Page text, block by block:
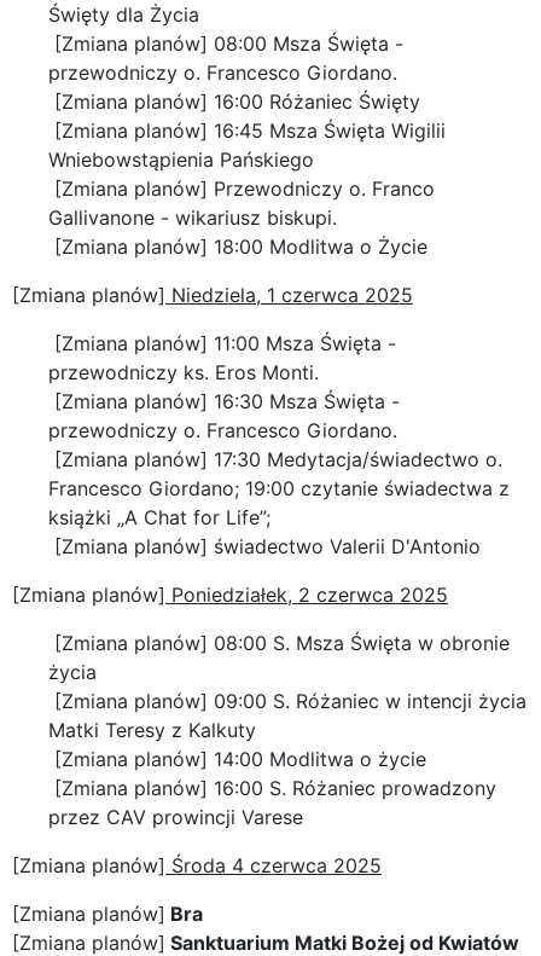
Święty dla Życia
[Zmiana planów] 08:00 Msza Święta -
przewodniczy o. Francesco Giordano.
[Zmiana planów] 16:00 Różaniec Święty
[Zmiana planów] 16:45 Msza Święta Wigilii
Wniebowstąpienia Pańskiego
[Zmiana planów] Przewodniczy o. Franco
Gallivanone - wikariusz biskupi.
[Zmiana planów] 18:00 Modlitwa o Życie
[Zmiana planów] Niedziela, 1 czerwca 2025
[Zmiana planów] 11:00 Msza Święta -
przewodniczy ks. Eros Monti.
[Zmiana planów] 16:30 Msza Święta -
przewodniczy o. Francesco Giordano.
[Zmiana planów] 17:30 Medytacja/świadectwo o.
Francesco Giordano; 19:00 czytanie świadectwa z
książki „A Chat for Life”;
[Zmiana planów] świadectwo Valerii D'Antonio
[Zmiana planów] Poniedziałek, 2 czerwca 2025
[Zmiana planów] 08:00 S. Msza Święta w obronie
życia
[Zmiana planów] 09:00 S. Różaniec w intencji życia
Matki Teresy z Kalkuty
[Zmiana planów] 14:00 Modlitwa o życie
[Zmiana planów] 16:00 S. Różaniec prowadzony
przez CAV prowincji Varese
[Zmiana planów] Środa 4 czerwca 2025
[Zmiana planów] Bra
[Zmiana planów] Sanktuarium Matki Bożej od Kwiatów